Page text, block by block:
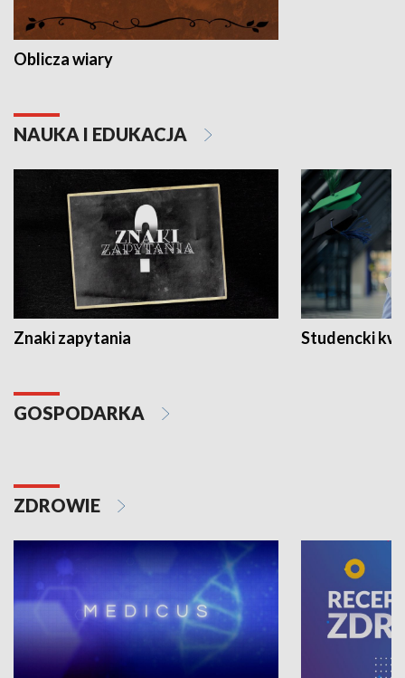
Oblicza wiary
NAUKA I EDUKACJA
Znaki zapytania Studencki
GOSPODARKA
ZDROWIE